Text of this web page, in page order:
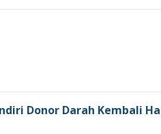
Donor Darah Kembali